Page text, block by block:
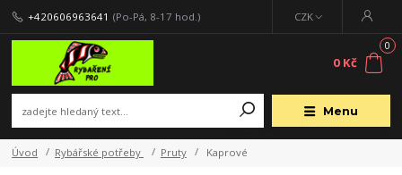
Menu
CZK
+420606963641 (Po-Pá, 8-17 hod.)
0
0 Kč
Úvod Rybářské potřeby Pruty Kaprové